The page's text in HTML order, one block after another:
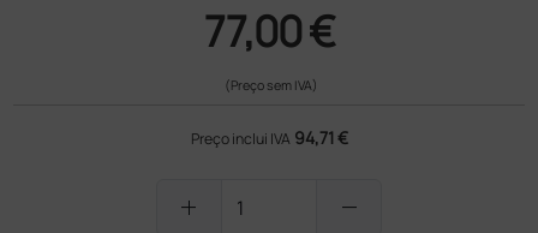
77,00 €
(Preço sem IVA)
Preço inclui IVA 94,71 €
add remove